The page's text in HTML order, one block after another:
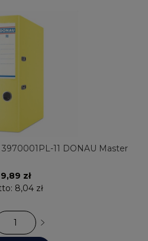
11 DONAU Master
9,89 zł
8,04 zł